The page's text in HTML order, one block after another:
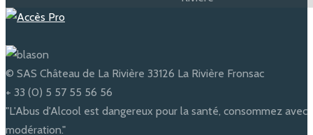
© SAS Château de La Rivière 33126 La Rivière Fronsac
+ 33 (0) 5 57 55 56 56
"L'Abus d'Alcool est dangereux pour la santé, consommez avec
modération."